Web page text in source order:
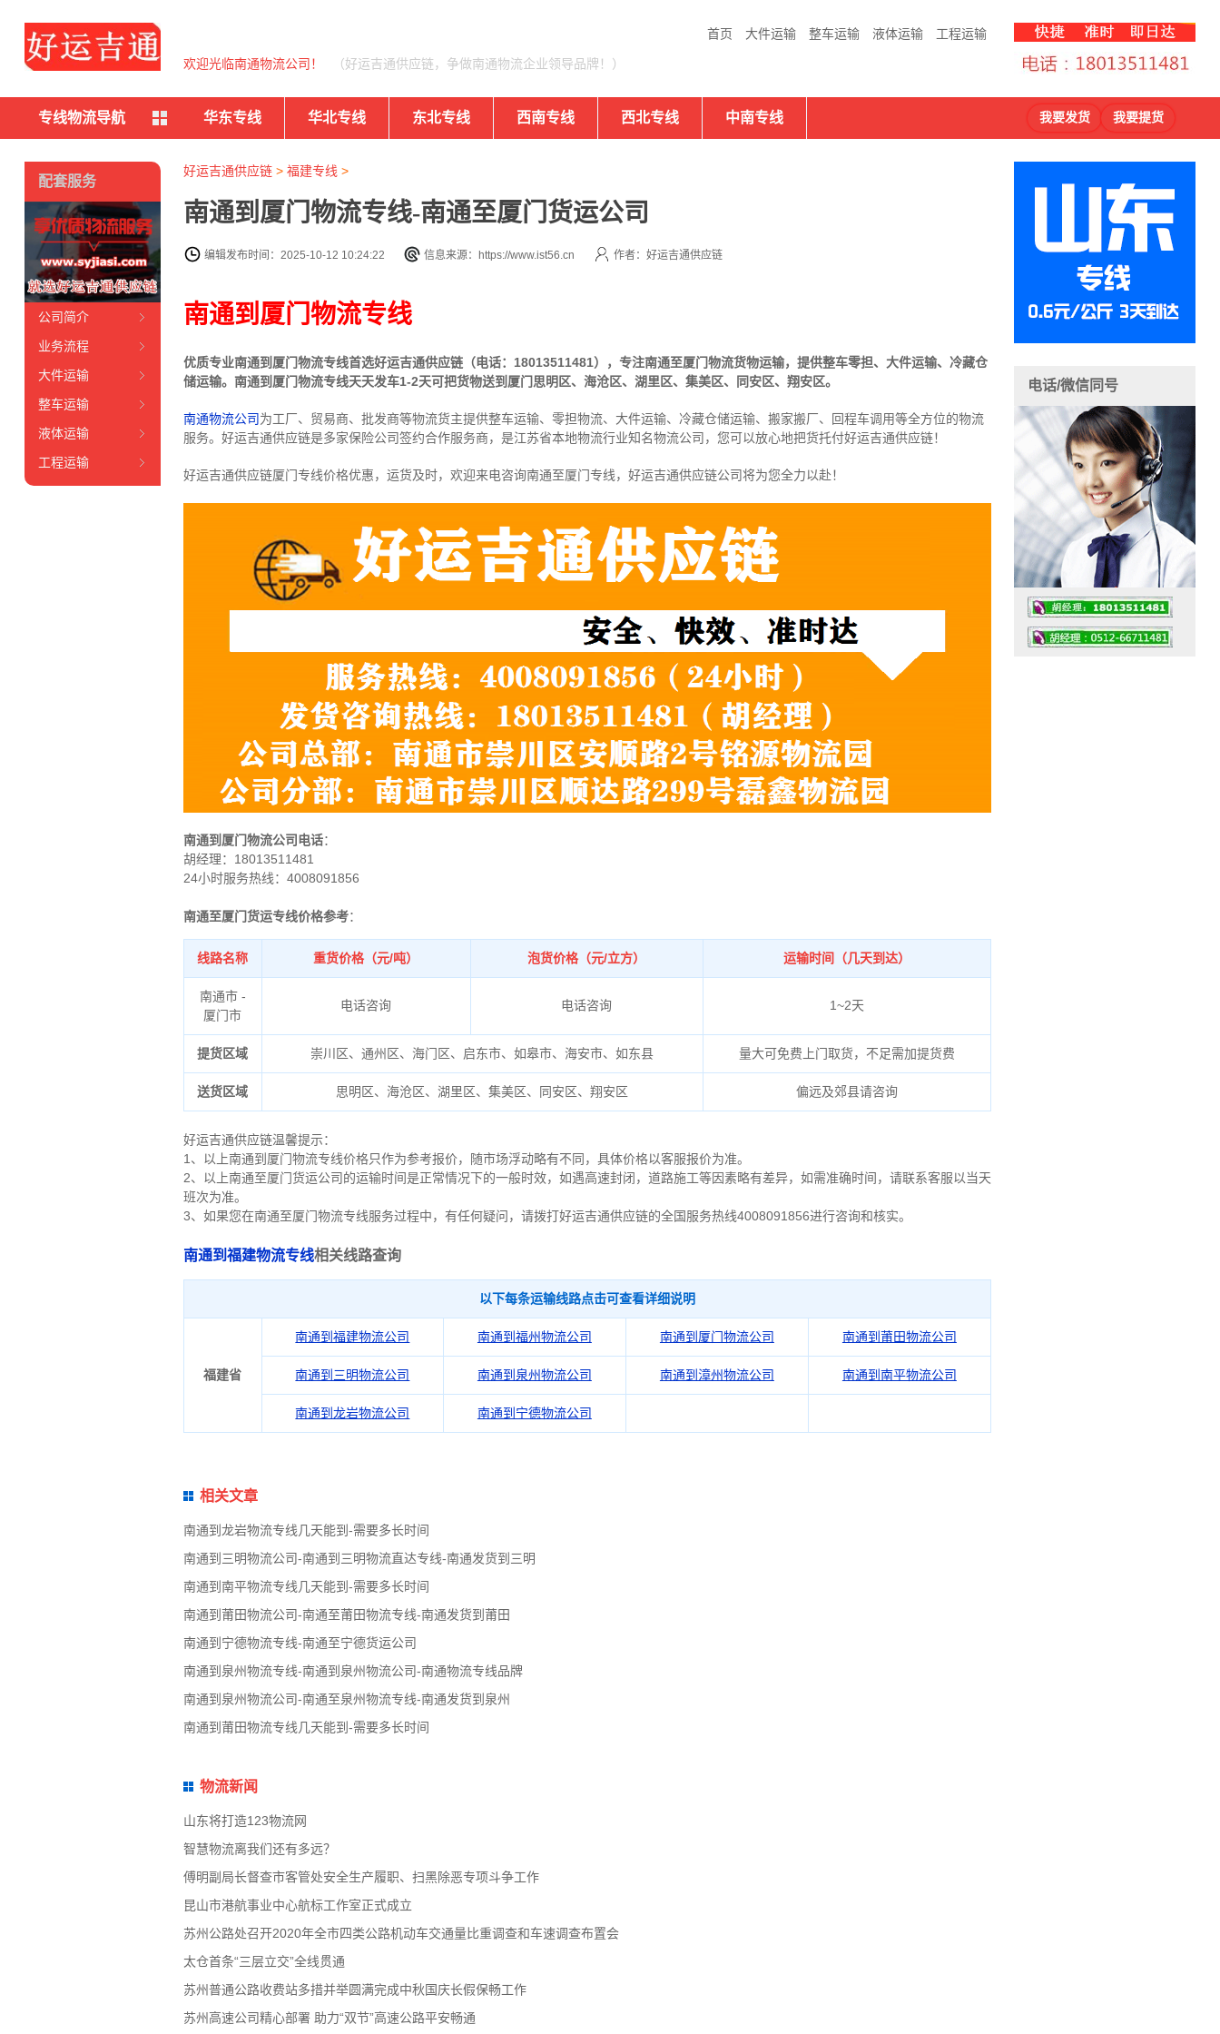
首页 大件运输 整车运输 液体运输 工程运输
欢迎光临南通物流公司！ （好运吉通供应链，争做南通物流企业领导品牌！）
专线物流导航 华东专线 华北专线 东北专线 西南专线 西北专线 中南专线 我要发货 我要提货
好运吉通供应链> 福建专线 >
南通到厦门物流专线-南通至厦门货运公司
编辑发布时间：2025-10-12 10:24:22 信息来源：https://www.ist56.cn 作者：好运吉通供应链
南通到厦门物流专线
优质专业南通到厦门物流专线首选好运吉通供应链（电话：18013511481），专注南通至厦门物流货物运输，提供整车零担、大件运输、冷藏仓
储运输。南通到厦门物流专线天天发车1-2天可把货物送到厦门思明区、海沧区、湖里区、集美区、同安区、翔安区。
南通物流公司为工厂、贸易商、批发商等物流货主提供整车运输、零担物流、大件运输、冷藏仓储运输、搬家搬厂、回程车调用等全方位的物流
服务。好运吉通供应链是多家保险公司签约合作服务商，是江苏省本地物流行业知名物流公司，您可以放心地把货托付好运吉通供应链！
好运吉通供应链厦门专线价格优惠，运货及时，欢迎来电咨询南通至厦门专线，好运吉通供应链公司将为您全力以赴！
南通到厦门物流公司电话：
胡经理： 18013511481
24小时服务热线：4008091856
南通至厦门货运专线价格参考：
线路名称 重货价格（元/吨） 泡货价格（元/立方） 运输时间（几天到达）
南通市 -
厦门市
电话咨询 电话咨询 1~2天
提货区域 崇川区、通州区、海门区、启东市、如皋市、海安市、如东县 量大可免费上门取货，不足需加提货费
送货区域 思明区、海沧区、湖里区、集美区、同安区、翔安区 偏远及郊县请咨询
好运吉通供应链温馨提示：
1、以上南通到厦门物流专线价格只作为参考报价，随市场浮动略有不同，具体价格以客服报价为准。
2、以上南通至厦门货运公司的运输时间是正常情况下的一般时效，如遇高速封闭，道路施工等因素略有差异，如需准确时间，请联系客服以当天
班次为准。
3、如果您在南通至厦门物流专线服务过程中，有任何疑问，请拨打好运吉通供应链的全国服务热线4008091856进行咨询和核实。
南通到福建物流专线相关线路查询
以下每条运输线路点击可查看详细说明
福建省
南通到福建物流公司 南通到福州物流公司 南通到厦门物流公司 南通到莆田物流公司
南通到三明物流公司 南通到泉州物流公司 南通到漳州物流公司 南通到南平物流公司
南通到龙岩物流公司 南通到宁德物流公司
相关文章
南通到龙岩物流专线几天能到-需要多长时间
南通到三明物流公司-南通到三明物流直达专线-南通发货到三明
南通到南平物流专线几天能到-需要多长时间
南通到莆田物流公司-南通至莆田物流专线-南通发货到莆田
南通到宁德物流专线-南通至宁德货运公司
南通到泉州物流专线-南通到泉州物流公司-南通物流专线品牌
南通到泉州物流公司-南通至泉州物流专线-南通发货到泉州
南通到莆田物流专线几天能到-需要多长时间
物流新闻
山东将打造123物流网
智慧物流离我们还有多远？
傅明副局长督查市客管处安全生产履职、扫黑除恶专项斗争工作
昆山市港航事业中心航标工作室正式成立
苏州公路处召开2020年全市四类公路机动车交通量比重调查和车速调查布置会
太仓首条“三层立交”全线贯通
苏州普通公路收费站多措并举圆满完成中秋国庆长假保畅工作
苏州高速公司精心部署 助力“双节”高速公路平安畅通
配套服务
公司简介
业务流程
大件运输
整车运输
液体运输
工程运输
电话/微信同号